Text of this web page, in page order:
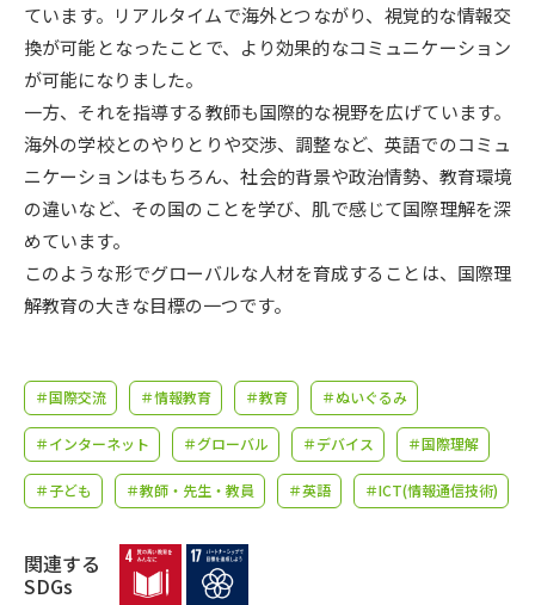
併願校選び 受験スケジュールを立てよう
先輩が入学を決めた理由
新生活お役立ちガイド
学問のミニ講義「夢ナビ講義」 学問分野解説
学問の教科書 夢ナビライブ
Ｑ＆Ａ よくあるご質問
ています。リアルタイムで海外とつながり、視覚的な情報交
換が可能となったことで、より効果的なコミュニケーション
が可能になりました。
一方、それを指導する教師も国際的な視野を広げています。
海外の学校とのやりとりや交渉、調整など、英語でのコミュ
ニケーションはもちろん、社会的背景や政治情勢、教育環境
の違いなど、その国のことを学び、肌で感じて国際理解を深
めています。
このような形でグローバルな人材を育成することは、国際理
解教育の大きな目標の一つです。
＃国際交流 ＃情報教育 ＃教育 ＃ぬいぐるみ
＃インターネット ＃グローバル ＃デバイス ＃国際理解
＃子ども ＃教師・先生・教員 ＃英語 ＃ICT(情報通信技術)
関連する
SDGs